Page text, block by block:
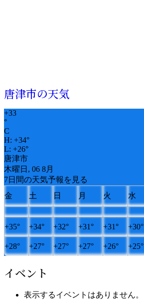
唐津市の天気
+33
°
C
H: +34°
L: +26°
唐津市
木曜日, 06 8月
7日間の天気予報を見る
金
土 日 月 火 水
+35° +34° +32° +31° +31° +30°
+28° +27° +27° +27° +26° +25°
イベント
表示するイベントはありません。